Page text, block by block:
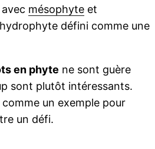
mésophyteet
défini comme une
en phyte ne sont guère
sont plutôt intéressants.
un exemple pour
un défi.